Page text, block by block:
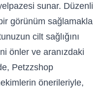
sunar. Düzenli
görünüm sağlamakla
cilt sağlığını
önler ve aranızdaki
Petzzshop
önerileriyle,